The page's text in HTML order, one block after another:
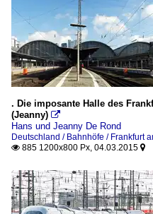
. Die imposante Halle des
(Jeanny) 
Hans und Jeanny De Rond
Deutschland / Bahnhöfe / Frankfurt
 885 1200x800 Px, 04.03.2015 